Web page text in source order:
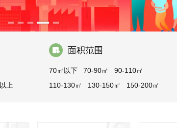
上
面积范围
70㎡以下 70-90㎡
90-110㎡
110-130㎡
130-150㎡
150-200㎡